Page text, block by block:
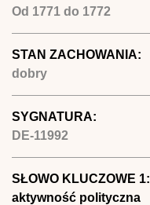
Od 1771 do 1772
STAN ZACHOWANIA:
dobry
SYGNATURA:
DE-11992
SŁOWO KLUCZOWE 1:
aktywność polityczna